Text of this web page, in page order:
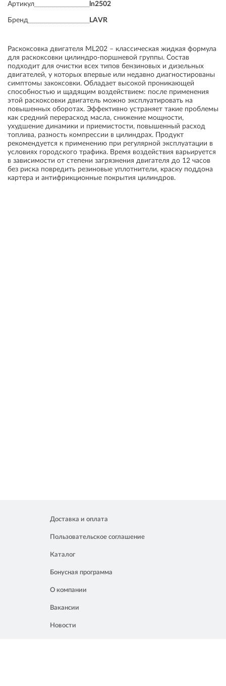
Артикул ln2502
Бренд LAVR
Раскоксовка двигателя ML202 – классическая жидкая формула
для раскоксовки цилиндро-поршневой группы. Состав
подходит для очистки всех типов бензиновых и дизельных
двигателей, у которых впервые или недавно диагностированы
симптомы закоксовки. Обладает высокой проникающей
способностью и щадящим воздействием: после применения
этой раскоксовки двигатель можно эксплуатировать на
повышенных оборотах. Эффективно устраняет такие проблемы
как средний перерасход масла, снижение мощности,
ухудшение динамики и приемистости, повышенный расход
топлива, разность компрессии в цилиндрах. Продукт
рекомендуется к применению при регулярной эксплуатации в
условиях городского трафика. Время воздействия варьируется
в зависимости от степени загрязнения двигателя до 12 часов
без риска повредить резиновые уплотнители, краску поддона
картера и антифрикционные покрытия цилиндров.
Доставка и оплата
Пользовательское соглашение
Каталог
Бонусная программа
О компании
Вакансии
Новости